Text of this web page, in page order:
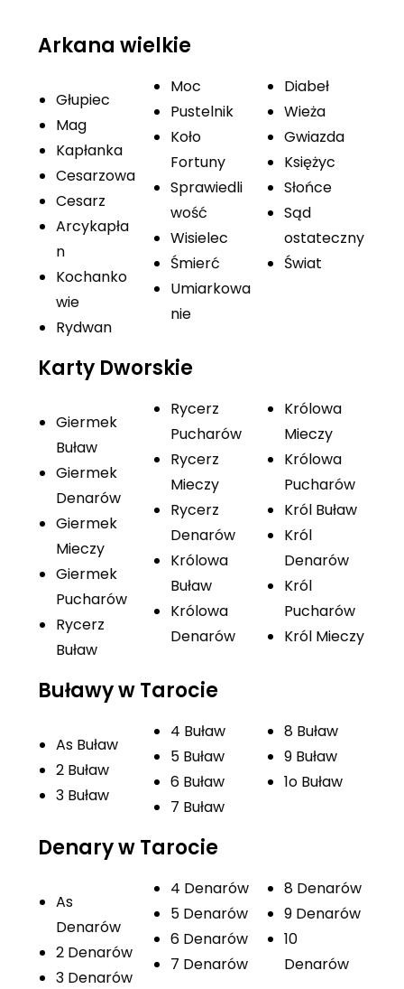
Arkana wielkie
Głupiec
Mag
Kapłanka
Cesarzowa
Cesarz
Arcykapła
n
Kochanko
wie
Rydwan
Moc
Pustelnik
Koło
Fortuny
Sprawiedli
wość
Wisielec
Śmierć
Umiarkowa
nie
Diabeł
Wieża
Gwiazda
Księżyc
Słońce
Sąd
ostateczny
Świat
Karty Dworskie
Giermek
Buław
Giermek
Denarów
Giermek
Mieczy
Giermek
Pucharów
Rycerz
Buław
Rycerz
Pucharów
Rycerz
Mieczy
Rycerz
Denarów
Królowa
Buław
Królowa
Denarów
Królowa
Mieczy
Królowa
Pucharów
Król Buław
Król
Denarów
Król
Pucharów
Król Mieczy
Buławy w Tarocie
As Buław
2 Buław
3 Buław
4 Buław
5 Buław
6 Buław
7 Buław
8 Buław
9 Buław
1o Buław
Denary w Tarocie
As
Denarów
2 Denarów
3 Denarów
4 Denarów
5 Denarów
6 Denarów
7 Denarów
8 Denarów
9 Denarów
10
Denarów